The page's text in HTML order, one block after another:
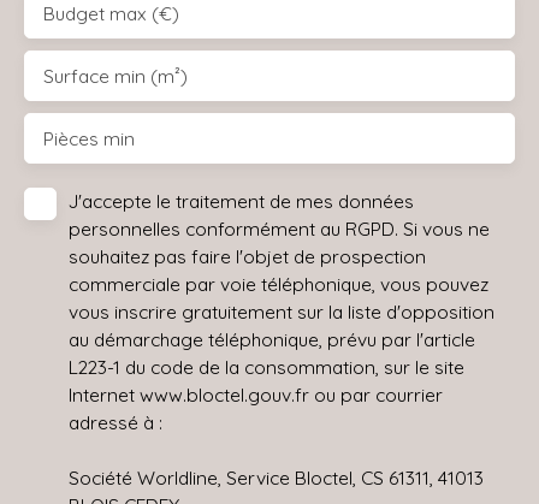
Budget max (€)
Surface min (m²)
Pièces min
J'accepte le traitement de mes données
personnelles conformément au RGPD. Si vous ne
souhaitez pas faire l'objet de prospection
commerciale par voie téléphonique, vous pouvez
vous inscrire gratuitement sur la liste d'opposition
au démarchage téléphonique, prévu par l'article
L223-1 du code de la consommation, sur le site
Internet www.bloctel.gouv.fr ou par courrier
adressé à :
Société Worldline, Service Bloctel, CS 61311, 41013